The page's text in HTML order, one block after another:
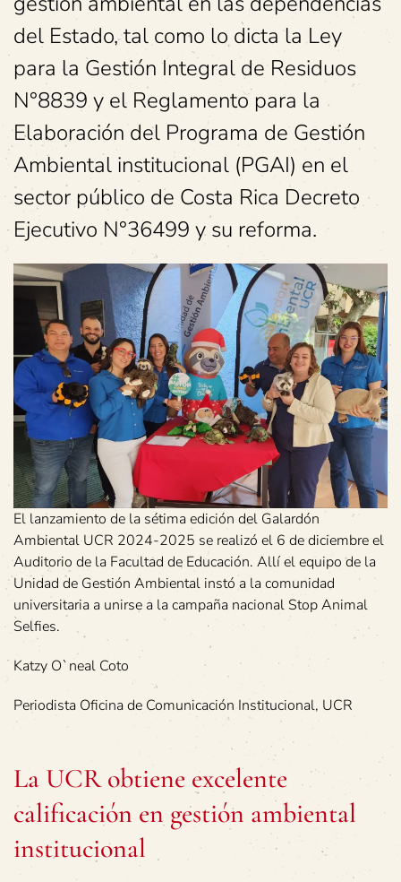
del Estado, tal como lo dicta la Ley
para la Gestión Integral de Residuos
N°8839 y el Reglamento para la
Elaboración del Programa de Gestión
Ambiental institucional (PGAI) en el
sector público de Costa Rica Decreto
Ejecutivo N°36499 y su reforma.
El lanzamiento de la sétima edición del Galardón
Ambiental UCR 2024-2025 se realizó el 6 de diciembre el
Auditorio de la Facultad de Educación. Allí el equipo de la
Unidad de Gestión Ambiental instó a la comunidad
universitaria a unirse a la campaña nacional Stop Animal
Selfies.
Katzy O`neal Coto
Periodista Oficina de Comunicación Institucional, UCR
La UCR obtiene excelente
calificación en gestión ambiental
institucional